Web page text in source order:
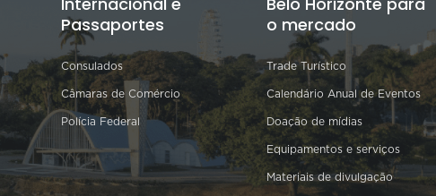
Passaportes
Consulados
Câmaras de Comércio
Polícia Federal
o mercado
Trade Turístico
Calendário Anual de Eventos
Doação de mídias
Equipamentos e serviços
Materiais de divulgação